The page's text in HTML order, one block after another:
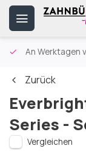
An Werktagen
Zurück
Series -
Vergleichen